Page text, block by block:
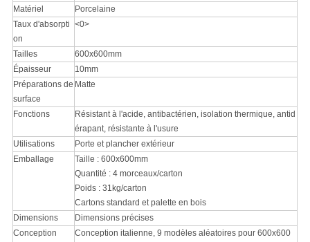
Matériel
Porcelaine
Taux d'absorpti
on
<0>
Tailles
600x600mm
Épaisseur
10mm
Préparations de
surface
Matte
Fonctions
Résistant à l'acide, antibactérien, isolation thermique, antid
érapant, résistante à l'usure
Utilisations
Porte et plancher extérieur
Emballage
Taille : 600x600mm
Quantité : 4 morceaux/carton
Poids : 31kg/carton
Cartons standard et palette en bois
Dimensions
Dimensions précises
Conception
Conception italienne, 9 modèles aléatoires pour 600x600